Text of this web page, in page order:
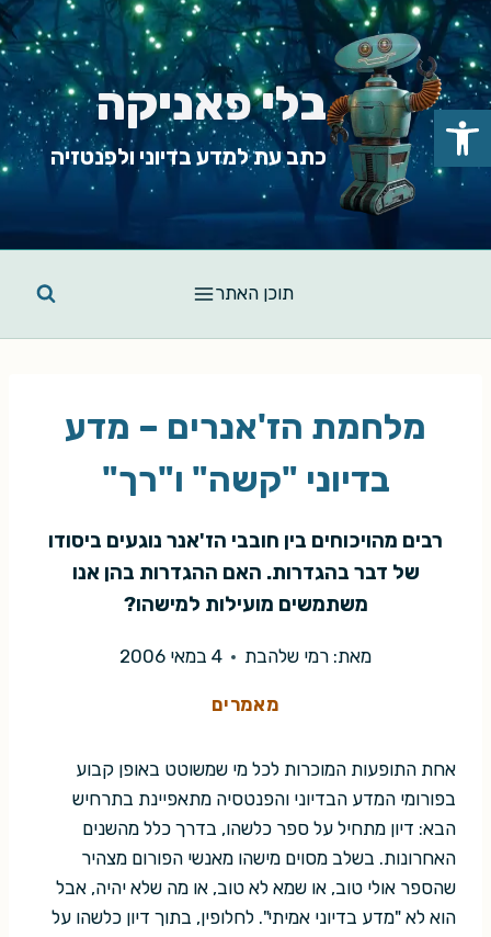
Skip
to
content
בלי פאניקה
כתב עת למדע בדיוני ולפנטזיה
תוכן האתר
מלחמת הז'אנרים – מדע
בדיוני "קשה" ו"רך"
רבים מהויכוחים בין חובבי הז'אנר נוגעים ביסודו
של דבר בהגדרות. האם ההגדרות בהן אנו
משתמשים מועילות למישהו?
מאת: רמי שלהבת 4 במאי 2006
מאמרים
אחת התופעות המוכרות לכל מי שמשוטט באופן קבוע
בפורומי המדע הבדיוני והפנטסיה מתאפיינת בתרחיש
הבא: דיון מתחיל על ספר כלשהו, בדרך כלל מהשנים
האחרונות. בשלב מסוים מישהו מאנשי הפורום מצהיר
שהספר אולי טוב, או שמא לא טוב, או מה שלא יהיה, אבל
הוא לא "מדע בדיוני אמיתי". לחלופין, בתוך דיון כלשהו על
פתח סרגל נגישות